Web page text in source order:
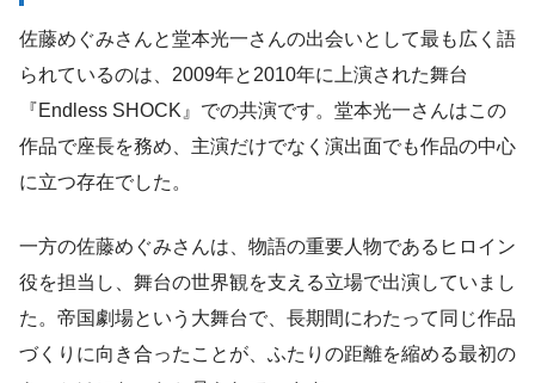
佐藤めぐみさんと堂本光一さんの出会いとして最も広く語
られているのは、2009年と2010年に上演された舞台
『Endless SHOCK』での共演です。堂本光一さんはこの
作品で座長を務め、主演だけでなく演出面でも作品の中心
に立つ存在でした。
一方の佐藤めぐみさんは、物語の重要人物であるヒロイン
役を担当し、舞台の世界観を支える立場で出演していまし
た。帝国劇場という大舞台で、長期間にわたって同じ作品
づくりに向き合ったことが、ふたりの距離を縮める最初の